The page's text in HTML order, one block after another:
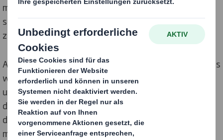
mehrere Papierschichten zu Karton zusammenkleben,
sowie in allen Anlagen zur Kühlung von Maschinen und
zur Reinigung.
Als wasserintensives Unternehmen ist es wichtig, dass
wir das von uns genutzte Wasser verantwortungsvoll
und effizient verbrauchen, recyceln und aufbereiten,
damit wir unsere Auswirkungen bei der Rückführung
des Wassers in die natürliche Umwelt so gering wie
möglich halten und alle gesetzlichen Vorschriften